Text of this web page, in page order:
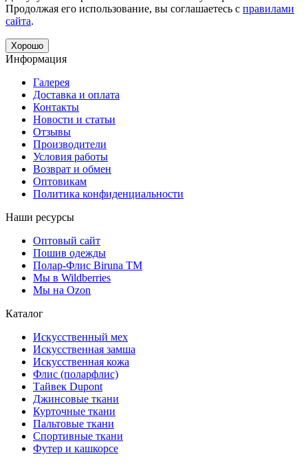
Продолжая его использование, вы соглашаетесь с правилами
сайта.
Хорошо
Информация
Галерея
Доставка и оплата
Контакты
Новости и статьи
Отзывы
Производители
Условия работы
Возврат и обмен
Оптовикам
Политика конфиденциальности
Наши ресурсы
Оптовый сайт
Пошив одежды
Полар-Флис Biruna TM
Мы в Wildberries
Мы на Ozon
Каталог
Искусственный мех
Искусственная замша
Искусственная кожа
Флис (поларфлис)
Тайвек Dupont
Джинсовые ткани
Курточные ткани
Пальтовые ткани
Спортивные ткани
Футер и кашкорсе